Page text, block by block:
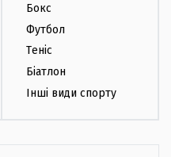
Бокс
Футбол
Теніс
Біатлон
Інші види спорту